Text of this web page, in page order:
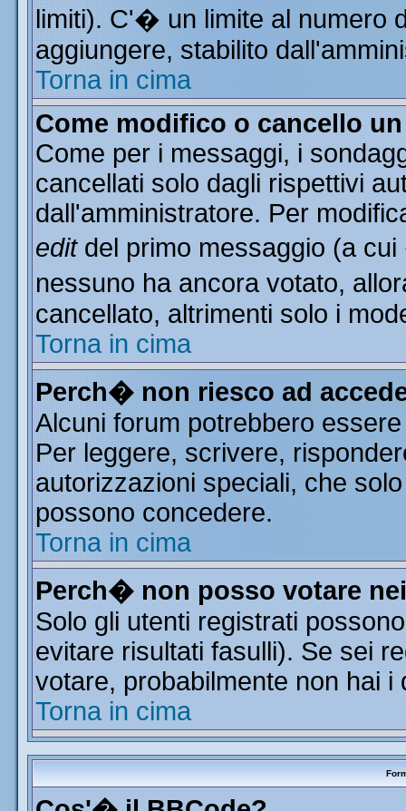
limiti). C'� un limite al numero
aggiungere, stabilito
Torna in cima
Come modifico o cancello
Come per i messaggi, i
cancellati solo dagli rispettivi
dall'amministratore. Per
editdel primo messaggio (a
nessuno ha ancora votato,
cancellato, altrimenti solo i
Torna in cima
Perch� non riesco ad
Alcuni forum potrebbero
Per leggere, scrivere,
autorizzazioni speciali, che
possono concedere.
Torna in cima
Perch� non posso votare
Solo gli utenti registrati
evitare risultati fasulli). Se sei
votare, probabilmente non hai
Torna in cima